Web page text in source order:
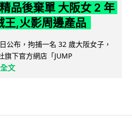
品後棄單 大阪女 2 年
王,火影周邊產品
公布，拘捕一名 32 歲大阪女子，
旗下官方網店「JUMP
文